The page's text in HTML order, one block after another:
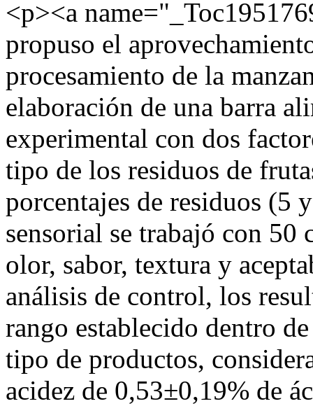
<p><a
propuso el
procesamiento de la
elaboración de una barra
experimental con dos
tipo de los residuos de
porcentajes de residuos (5
sensorial se trabajó con 50
olor, sabor, textura y
análisis de control, los
rango establecido dentro
tipo de productos,
acidez de 0,53±0,19% de